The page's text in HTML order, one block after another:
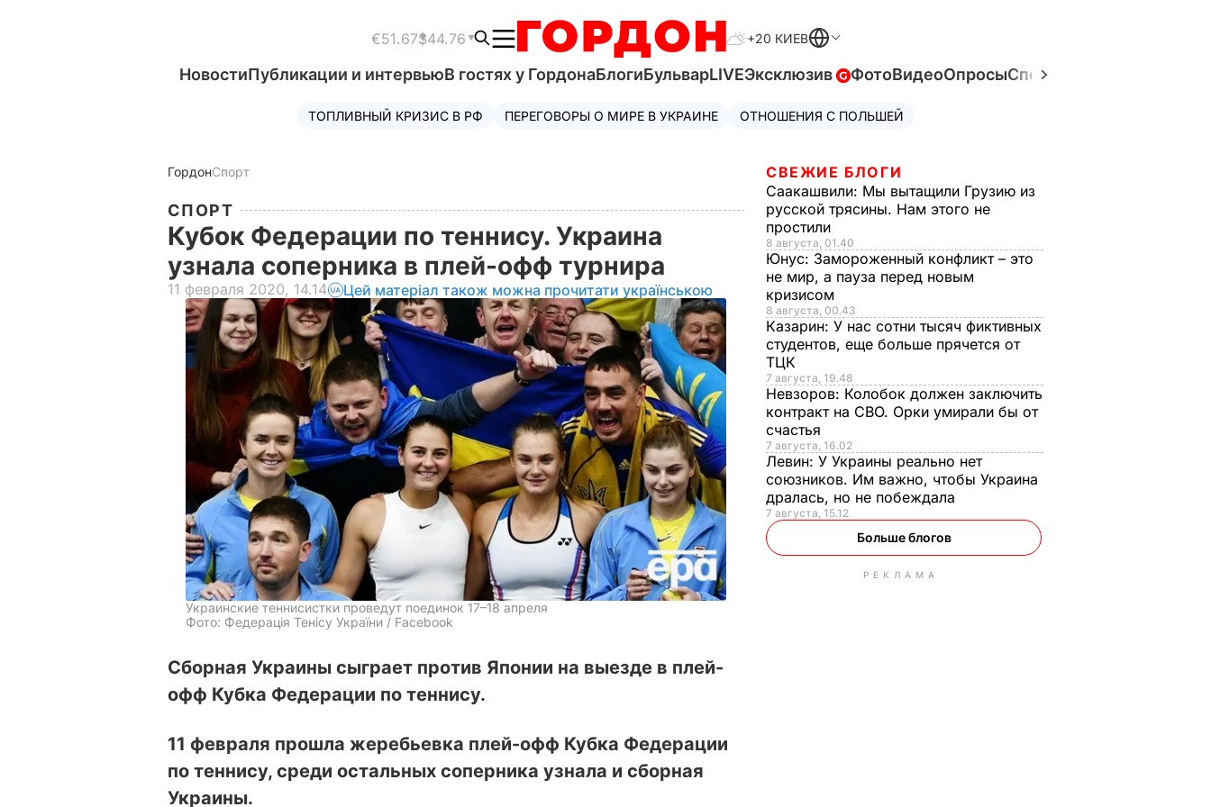
€51.67$44.76 +20 КИЕВ
НовостиПубликации и интервьюВ гостях у ГордонаБлогиБульварLIVEЭксклюзив ФотоВидеоОпросыСпецпроекты
ТОПЛИВНЫЙ КРИЗИС В РФ ПЕРЕГОВОРЫ О МИРЕ В УКРАИНЕ ОТНОШЕНИЯ С ПОЛЬШЕЙ
ГордонСпорт
СПОРТ
Кубок Федерации по теннису. Украина
узнала соперника в плей-офф турнира
11 февраля 2020, 14.14 Цей матеріал також можна прочитати українською
Украинские теннисистки проведут поединок 17–18 апреля
Фото: Федерація Тенісу України / Facebook
Сборная Украины сыграет против Японии на выезде в плей-
офф Кубка Федерации по теннису.
11 февраля прошла жеребьевка плей-офф Кубка Федерации
по теннису, среди остальных соперника узнала и сборная
Украины.
СВЕЖИЕ БЛОГИ
Саакашвили: Мы вытащили Грузию из
русской трясины. Нам этого не
простили
8 августа, 01.40
Юнус: Замороженный конфликт – это
не мир, а пауза перед новым
кризисом
8 августа, 00.43
Казарин: У нас сотни тысяч фиктивных
студентов, еще больше прячется от
ТЦК
7 августа, 19.48
Невзоров: Колобок должен заключить
контракт на СВО. Орки умирали бы от
счастья
7 августа, 16.02
Левин: У Украины реально нет
союзников. Им важно, чтобы Украина
дралась, но не побеждала
7 августа, 15.12
Больше блогов
РЕКЛАМА